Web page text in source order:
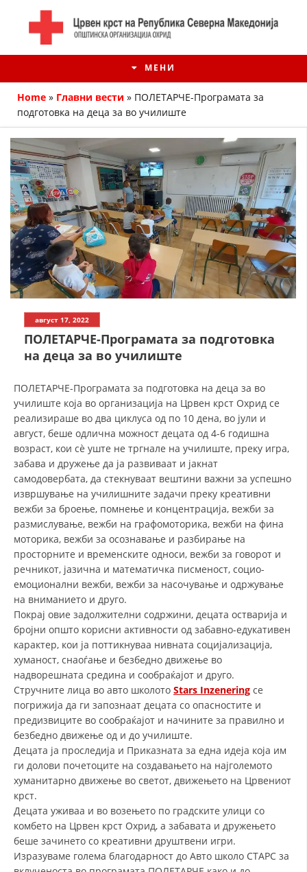
МЕНИ
ИСТОРИЈАТ НА ЦКРМ
ИСТОРИЈАТ НА ДВИЖЕЊЕТО
СТРУКТУРА НА ОРГАНИЗАЦИЈАТА
КОНТАКТ ИНФОРМАЦИИ
ЧЛЕНСТВО ВО ПРОФЕСИОНАЛНИ ТЕЛА
ЗАКОН ЗА ЦКРМ
СТАТУТ НА ЦКРМ
ОРГАНИЗАЦИЈА И РАЗВОЈ
РАКОВОДЕН ОДБОР
СОБРАНИЕ
СТРУКТУРА И ОРГАНИЗАЦИОНА ПОСТАВЕНОСТ
ДИСЕМИНАЦИЈА
MЕЃУНАРОДНО ХУМАНИТАРНО ПРАВО
УПОТРЕБА И ЗАШТИТА НА АМБЛЕМОТ
СОЦИЈАЛНО ХУМАНИТАРНА ДЕЈНОСТ
ПОДГОТВЕНОСТ И ДЕЈСТВО ПРИ КАТАСТРОФИ
ТИМОВИ НА ООЦК ОХРИД
ПРОЕКТИ – ПОДГОТВЕНОСТ И ДЕЈСТВУВАЊЕ ПРИ КАТАСТРОФИ
ОДНОСИ СО ЈАВНОСТ
Home » Главни вести » ПОЛЕТАРЧЕ-Програмата за
подготовка на деца за во училиште
август 17, 2022
ПОЛЕТАРЧЕ-Програмата за подготовка
на деца за во училиште
ПОЛЕТАРЧЕ-Програмата за подготовка на деца за во
училиште која во организација на Црвен крст Охрид се
реализираше во два циклуса од по 10 дена, во јули и
август, беше одлична можност децата од 4-6 годишна
возраст, кои сѐ уште не тргнале на училиште, преку игра,
забава и дружење да ја развиваат и јакнат
самодовербата, да стекнуваат вештини важни за успешно
извршување на училишните задачи преку креативни
вежби за броење, помнење и концентрација, вежби за
размислување, вежби на графомоторика, вежби на фина
моторика, вежби за осознавање и разбирање на
просторните и временските односи, вежби за говорот и
речникот, јазична и математичка писменост, социо-
емоционални вежби, вежби за насочување и одржување
на вниманието и друго.
Покрај овие задолжителни содржини, децата остварија и
бројни општо корисни активности од забавно-едукативен
карактер, кои ја поттикнуваа нивната социјализација,
хуманост, снаоѓање и безбедно движење во
надворешната средина и сообраќајот и друго.
Стручните лица во авто школото Stars Inzenering се
погрижија да ги запознаат децата со опасностите и
предизвиците во сообраќајот и начините за правилно и
безбедно движење од и до училиште.
Децата ја проследија и Приказната за една идеја која им
ги долови почетоците на создавањето на најголемото
хуманитарно движење во светот, движењето на Црвениот
крст.
Децата уживаа и во возењето по градските улици со
комбето на Црвен крст Охрид, а забавата и дружењето
беше зачинето со креативни друштвени игри.
Изразуваме голема благодарност до Авто школо СТАРС за